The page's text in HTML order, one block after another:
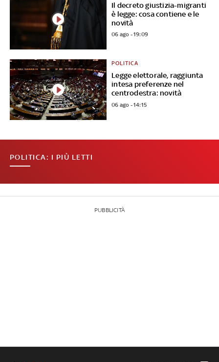
Il decreto giustizia-migranti
è legge: cosa contiene e le
novità
06 ago - 19:09
Legge elettorale, raggiunta
intesa preferenze nel
centrodestra: novità
POLITICA
06 ago - 14:15
POLITICA: I PIÙ LETTI
PUBBLICITÀ